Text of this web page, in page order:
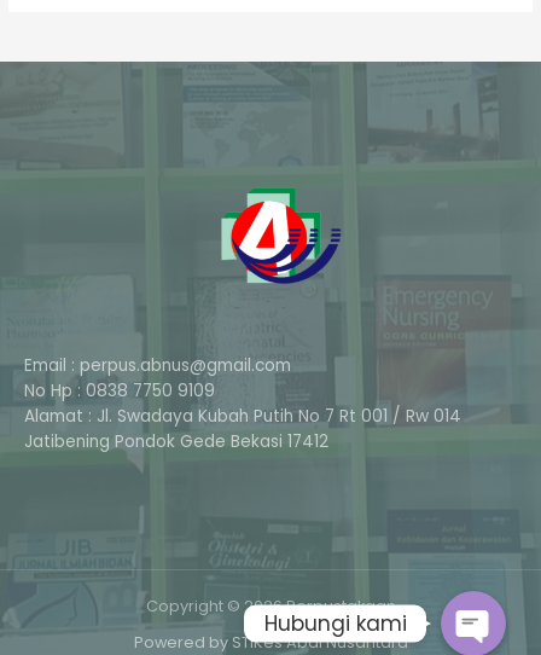
Email : perpus.abnus@gmail.com
No Hp : 0838 7750 9109
Alamat : Jl. Swadaya Kubah Putih No 7 Rt 001 / Rw 014
Jatibening Pondok Gede Bekasi 17412
Copyright © 2026 Perpustakaan
Powered by STIKes Abdi Nusantara
Hubungi kami